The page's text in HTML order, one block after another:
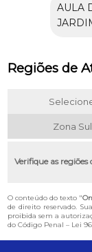
AULA
Regiões de
Zona Sul
Verifique as
O conteúdo do texto "
de direito reservado.
proibida sem a
do Código Penal – Lei